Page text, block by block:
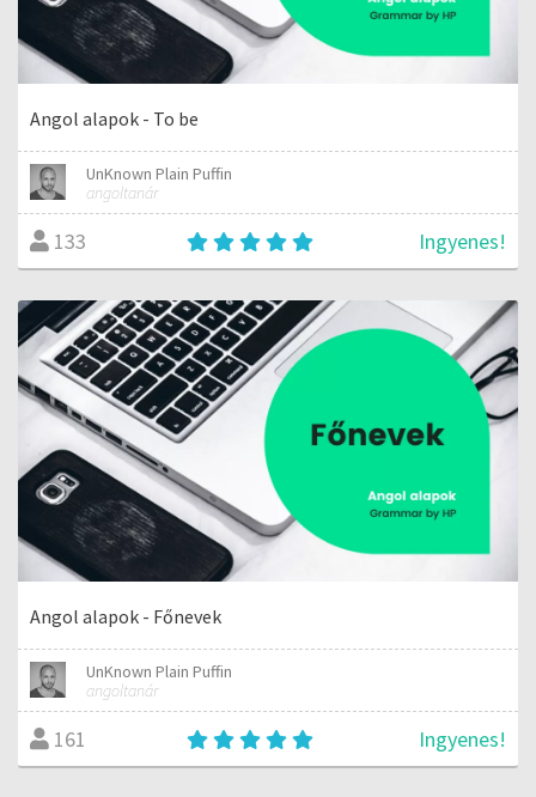
Angol alapok - To be
UnKnown Plain Puffin
angoltanár
133 Ingyenes!
Angol alapok - Főnevek
UnKnown Plain Puffin
angoltanár
161 Ingyenes!